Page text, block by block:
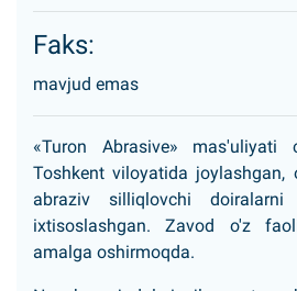
Faks:
mavjud emas
«Turon Abrasive» mas'uliyati
Toshkent viloyatida joylashgan,
abraziv silliqlovchi doiralarni
ixtisoslashgan. Zavod o'z
amalga oshirmoqda.